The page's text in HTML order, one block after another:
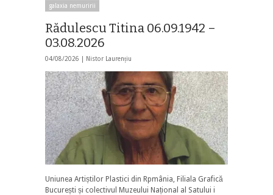
galaxia nemuririi
Rădulescu Titina 06.09.1942 –
03.08.2026
04/08/2026 | Nistor Laurențiu
Uniunea Artiștilor Plastici din Rpmânia, Filiala Grafică
București și colectivul Muzeului Național al Satului i